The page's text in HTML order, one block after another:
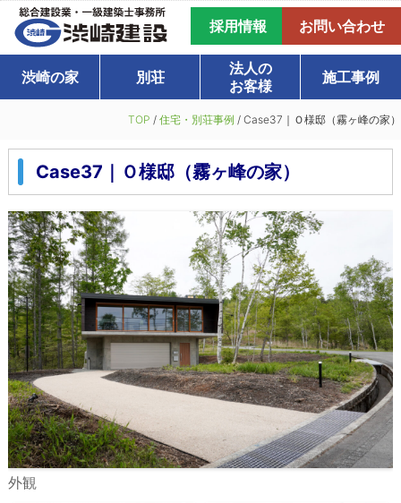
採用情報 お問い合わせ
渋崎の家 別荘
法人の
お客様
施工事例
TOP / 住宅・別荘事例 / Case37｜Ｏ様邸（霧ヶ峰の家）
Case37｜Ｏ様邸（霧ヶ峰の家）
外観